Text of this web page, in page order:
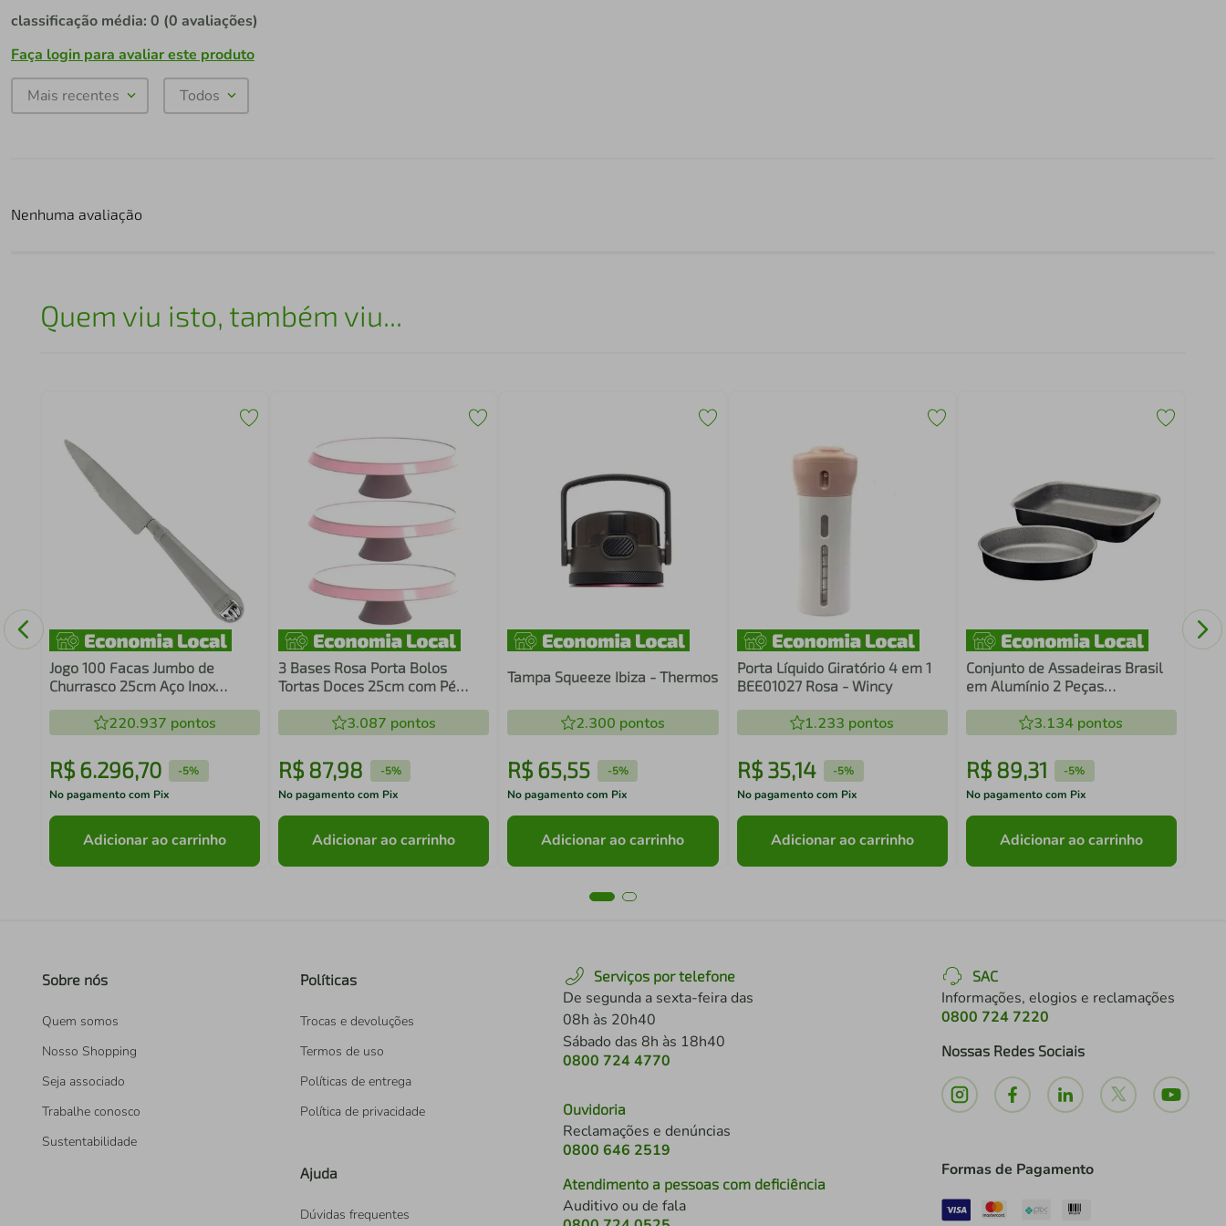
classificação média: 0 (0 avaliações)
Faça login para avaliar este produto
Mais recentes Todos
Nenhuma avaliação
Quem viu isto, também viu...
Jogo 100 Facas Jumbo de
Churrasco 25cm Aço Inox
220.937 pontos
R$ 6.296,70 -5%
No pagamento com Pix
Adicionar ao carrinho
3 Bases Rosa Porta Bolos
Tortas Doces 25cm com Pé
3.087 pontos
R$ 87,98 -5%
No pagamento com Pix
Adicionar ao carrinho
Tampa Squeeze Ibiza - Thermos
2.300 pontos
R$65,55 -5%
No pagamento com Pix
Adicionar ao carrinho
Porta Líquido Giratório 4 em 1
BEE01027 Rosa - Wincy
1.233 pontos
R$ 35,14 -5%
No pagamento com Pix
Adicionar ao carrinho
Conjunto de Assadeiras Brasil
em Alumínio 2 Peças
3.134 pontos
R$ 89,31 -5%
No pagamento com Pix
Adicionar ao carrinho
Sobre nós
Quem somos
Nosso Shopping
Seja associado
Trabalhe conosco
Sustentabilidade
Políticas
Trocas e devoluções
Termos de uso
Políticas de entrega
Política de privacidade
Ajuda
Dúvidas frequentes
Serviços por telefone
De segunda a sexta-feira das
08h às 20h40
Sábado das 8h às 18h40
0800 724 4770
Ouvidoria
Reclamações e denúncias
0800 646 2519
Atendimento a pessoas com deficiência
Auditivo ou de fala
SAC
Informações, elogios e reclamações
0800 724 7220
Nossas Redes Sociais
Formas de Pagamento